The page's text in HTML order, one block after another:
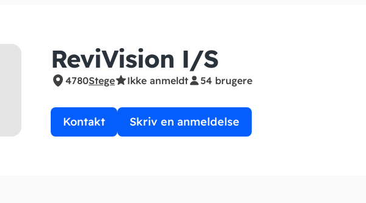
ReviVision I/S
4780Stege Ikke anmeldt 54 brugere
Kontakt Skriv en anmeldelse